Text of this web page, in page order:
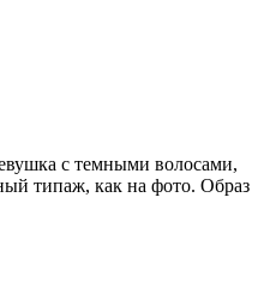
с темными волосами,
типаж, как на фото. Образ